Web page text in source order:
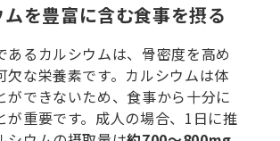
を豊富に含む食事を摂る
あるカルシウムは、骨密度を高め
欠な栄養素です。カルシウムは体
ができないため、食事から十分に
が重要です。成人の場合、1日に推